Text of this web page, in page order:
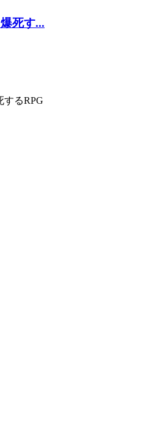
死す...
するRPG